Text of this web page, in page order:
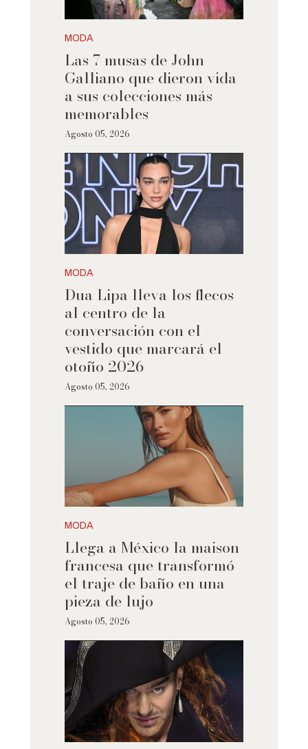
MODA
Las 7 musas de John
Galliano que dieron vida
a sus colecciones más
memorables
Agosto 05, 2026
MODA
Dua Lipa lleva los flecos
al centro de la
conversación con el
vestido que marcará el
otoño 2026
Agosto 05, 2026
MODA
Llega a México la maison
francesa que transformó
el traje de baño en una
pieza de lujo
Agosto 05, 2026